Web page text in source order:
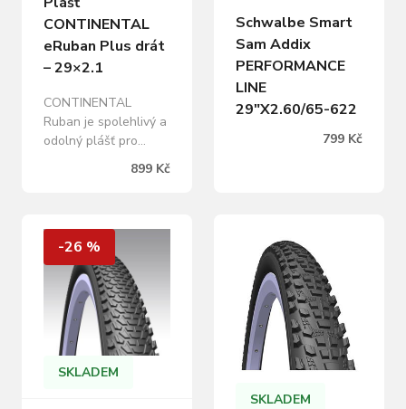
CONTINENTAL
eRuban Plus drát
– 29×2.1
CONTINENTAL
Ruban je spolehlivý a
odolný plášť pro
horská kola. Má
schopnost. Je to
všestranný závodní, a
hlavně trailový plášť,
který je jistý v
zatáčkách díky
technologii PureGrip.
TPI: 3×180 Max tlak:
55 PSI Hmotnost: 840
899 Kč
Schwalbe Smart
Sam Addix
PERFORMANCE
LINE
29″X2.60/65-622
799 Kč
-26 %
SKLADEM
SKLADEM